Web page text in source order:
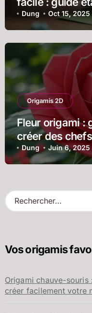
débutants
Dung Oct 15, 2025
Origamis 2D
Fleur origami :
créer des
Dung Juin 6, 2025
R
e
r
e
r
Vos origamis
Origami chauve-
créer facilement votre